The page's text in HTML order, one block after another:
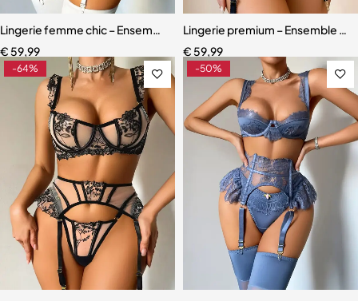
Lingerie femme chic – Ensemble cinq pièces avec soutien-gorge à
€ 59,99
Lingerie premium – Ensemble
€ 59,99
-64% -50%